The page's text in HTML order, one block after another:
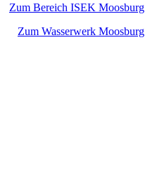
Zum Bereich ISEK Moosburg
Zum Wasserwerk Moosburg